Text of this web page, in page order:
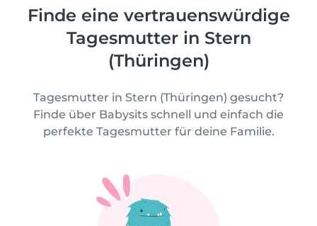
Finde eine vertrauenswürdige
Tagesmutter in Stern
(Thüringen)
Tagesmutter in Stern (Thüringen) gesucht?
Finde über Babysits schnell und einfach die
perfekte Tagesmutter für deine Familie.